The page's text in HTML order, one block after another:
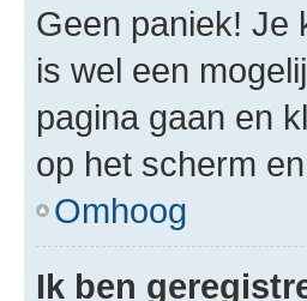
Geen paniek! Je
is wel een
pagina gaan en
op het scherm
Omhoog
Ik ben